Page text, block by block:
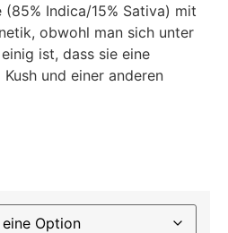
Indica/15% Sativa) mit
obwohl man sich unter
ist, dass sie eine
und einer anderen